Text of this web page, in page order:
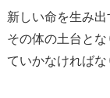
新しい命を生み出
その体の土台と
ていかなければな